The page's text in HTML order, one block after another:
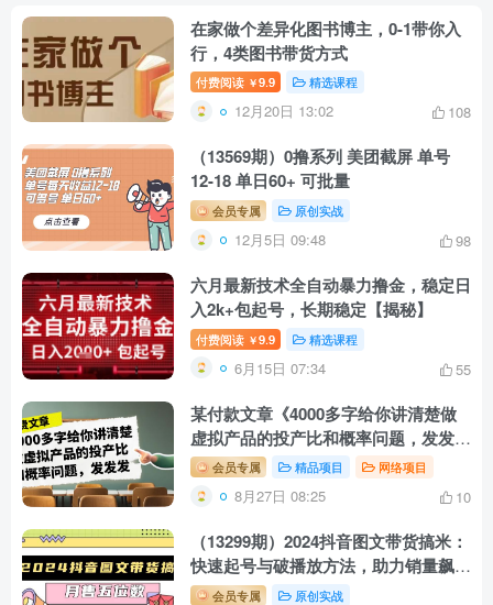
在家做个差异化图书博主，0-1带你入
行，4类图书带货方式
付费阅读 ￥9.9 精选课程
12月20日 13:02 108
（13569期）0撸系列 美团截屏 单号
12-18 单日60+ 可批量
会员专属 原创实战
12月5日 09:48 98
六月最新技术全自动暴力撸金，稳定日
入2k+包起号，长期稳定【揭秘】
付费阅读 ￥9.9 精选课程
6月15日 07:34 55
某付款文章《4000多字给你讲清楚做
虚拟产品的投产比和概率问题，发发
发》会员专属 精品项目 网络项目
8月27日 08:25 10
（13299期）2024抖音图文带货搞米：
快速起号与破播放方法，助力销量飙
升，月售五位数
会员专属 原创实战